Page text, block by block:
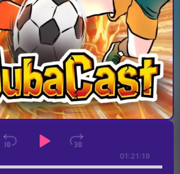
Skip Backward
Play Pause
Jump01:21:19